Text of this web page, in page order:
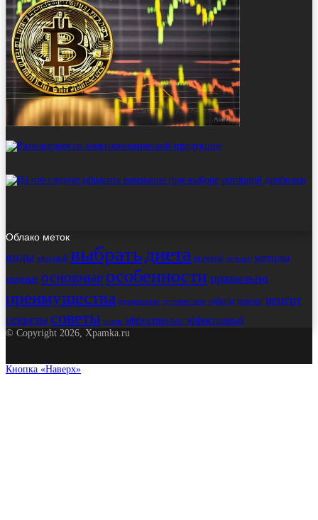
Облако меток
виды вкусный выбратьдиета игровой лучшие методы
модные основные особенности правильно
преимущества применение путешествие работы ремонт рецепт
секреты советы стиль эффективные эффективный
© Copyright 2026, Xpamka.ru
Кнопка «Наверх»